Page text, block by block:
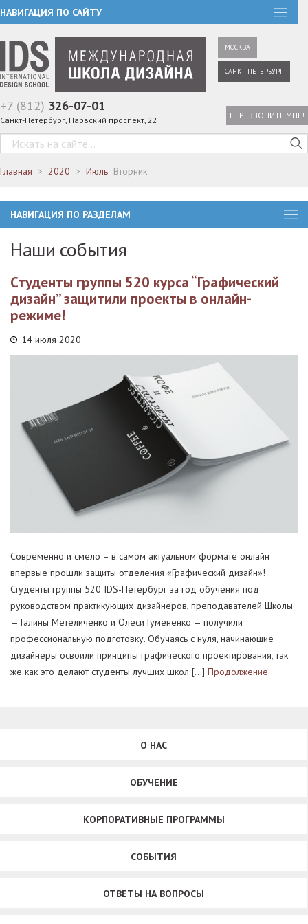
НАВИГАЦИЯ ПО САЙТУ
МОСКВА
САНКТ-ПЕТЕРБУРГ
+7 (812) 326-07-01
Санкт-Петербург, Нарвский проспект, 22 ПЕРЕЗВОНИТЕ МНЕ!
Главная 2020 Июль Вторник
НАВИГАЦИЯ ПО РАЗДЕЛАМ
Наши события
Студенты группы 520 курса “Графический
дизайн” защитили проекты в онлайн-
режиме!
14 июля 2020
Современно и смело – в самом актуальном формате онлайн
впервые прошли защиты отделения «Графический дизайн»!
Студенты группы 520 IDS-Петербург за год обучения под
руководством практикующих дизайнеров, преподавателей Школы
— Галины Метеличенко и Олеси Гумененко — получили
профессиональную подготовку. Обучаясь с нуля, начинающие
дизайнеры освоили принципы графического проектирования, так
же как это делают студенты лучших школ […] Продолжение
О НАС
ОБУЧЕНИЕ
КОРПОРАТИВНЫЕ ПРОГРАММЫ
СОБЫТИЯ
ОТВЕТЫ НА ВОПРОСЫ